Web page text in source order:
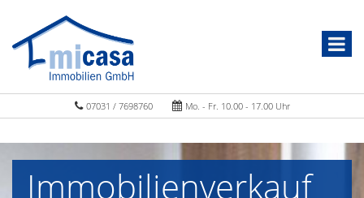
07031 / 7698760 Mo. - Fr. 10.00 - 17.00 Uhr
Immobilienverkauf